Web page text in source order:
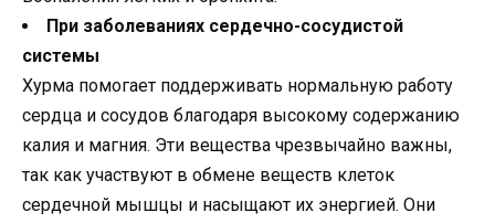
При заболеваниях сердечно-сосудистой
системы
Хурма помогает поддерживать нормальную работу
сердца и сосудов благодаря высокому содержанию
калия и магния. Эти вещества чрезвычайно важны,
так как участвуют в обмене веществ клеток
сердечной мышцы и насыщают их энергией. Они